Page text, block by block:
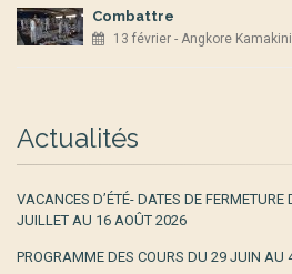
Combattre
13 février - Angkore Kamakini
Actualités
VACANCES D’ÉTÉ- DATES DE
JUILLET AU 16 AOÛT 2026
PROGRAMME DES COURS DU 29 JUIN AU